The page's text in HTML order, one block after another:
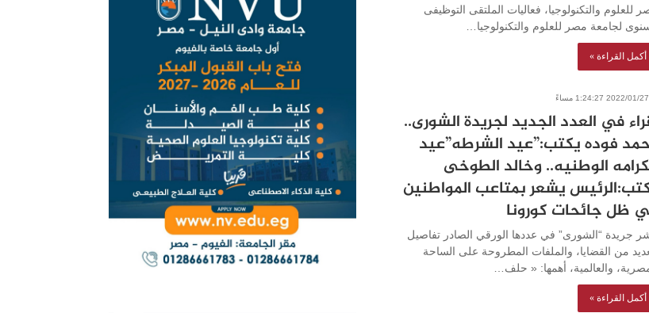
للعلوم والتكنولوجيا، فعاليات الملتقى التوظيفى
لجامعة مصر للعلوم والتكنولوجيا…
أكمل القراءة »
2022/01/27 1:24:27 مساءً
في العدد الجديد لجريدة الشورى..
فوده يكتب:”عيد الشرطه”عيد
الوطنيه.. وخالد الطوخى
يشعر بمتاعب المواطنين
ظل جائحات كورونا
جريدة “الشورى” في عددها الورقي الصادر تفاصيل
من القضايا، والملفات المطروحة على الساحة
والعالمية، أهمها: « حلف…
أكمل القراءة »